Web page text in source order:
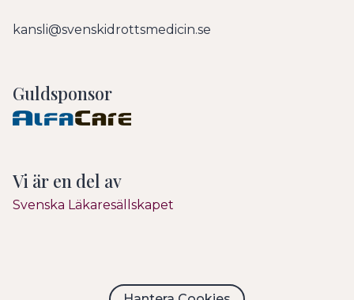
kansli@svenskidrottsmedicin.se
Guldsponsor
Vi är en del av
Svenska Läkaresällskapet